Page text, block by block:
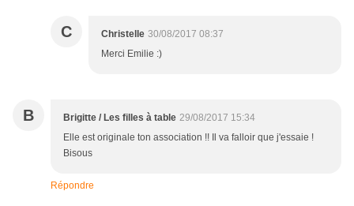
C Christelle 30/08/2017 08:37
Merci Emilie :)
B Brigitte / Les filles à table 29/08/2017 15:34
Elle est originale ton association !! Il va falloir que j'essaie !
Bisous
Répondre